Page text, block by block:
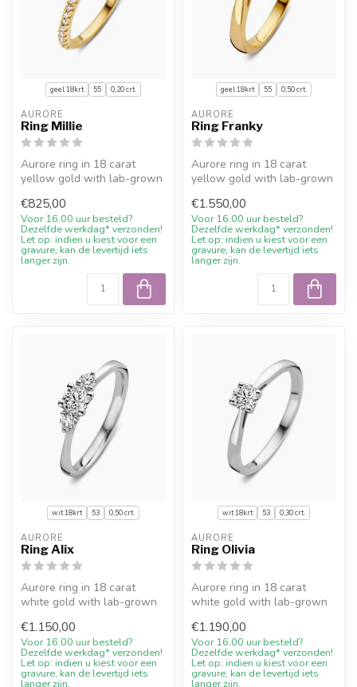
geel 18krt 55 0,20 crt.
AURORE
Ring Millie
Aurore ring in 18 carat
yellow gold with lab-grown
Expertly...
€825,00
Voor 16.00 uur besteld?
Dezelfde werkdag* verzonden!
Let op: indien u kiest voor een
gravure, kan de levertijd iets
langer zijn.
geel 18krt 55 0,50 crt.
AURORE
Ring Franky
Aurore ring in 18 carat
yellow gold with lab-grown
Expertly...
€1.550,00
Voor 16.00 uur besteld?
Dezelfde werkdag* verzonden!
Let op: indien u kiest voor een
gravure, kan de levertijd iets
langer zijn.
wit 18krt 53 0,50 crt.
AURORE
Ring Alix
Aurore ring in 18 carat
white gold with lab-grown
...
€1.150,00
Voor 16.00 uur besteld?
Dezelfde werkdag* verzonden!
Let op: indien u kiest voor een
gravure, kan de levertijd iets
langer zijn.
wit 18krt 53 0,30 crt.
AURORE
Ring Olivia
Aurore ring in 18 carat
white gold with lab-grown
...
€1.190,00
Voor 16.00 uur besteld?
Dezelfde werkdag* verzonden!
Let op: indien u kiest voor een
gravure, kan de levertijd iets
langer zijn.